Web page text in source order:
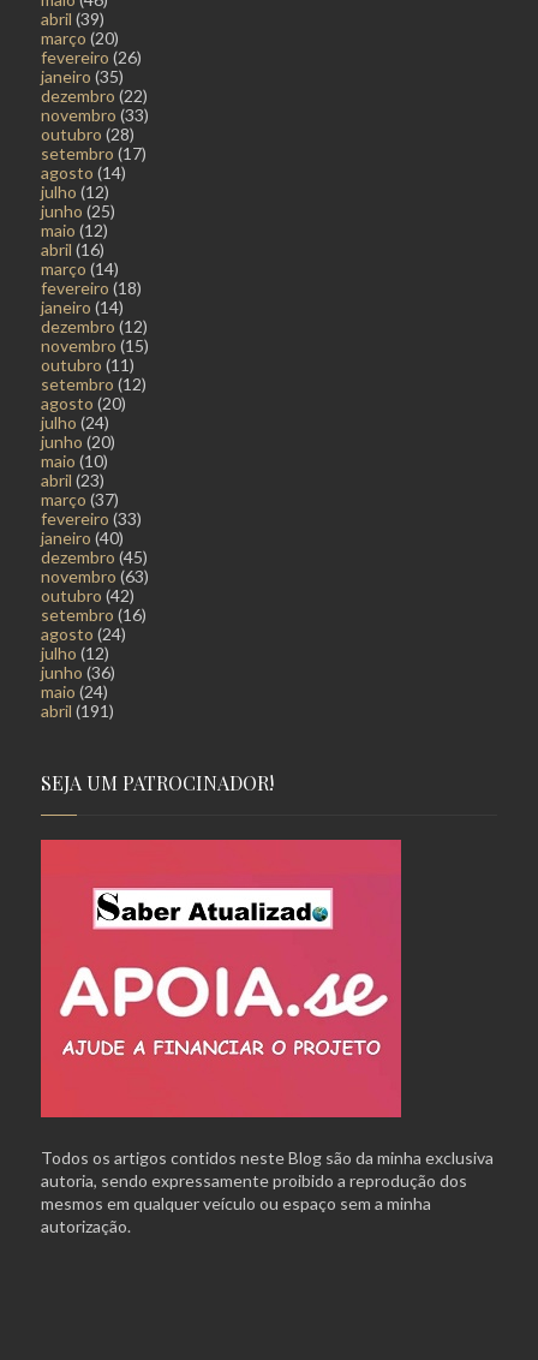
abril (39)
março (20)
fevereiro (26)
janeiro (35)
dezembro (22)
novembro (33)
outubro (28)
setembro (17)
agosto (14)
julho (12)
junho (25)
maio (12)
abril (16)
março (14)
fevereiro (18)
janeiro (14)
dezembro (12)
novembro (15)
outubro (11)
setembro (12)
agosto (20)
julho (24)
junho (20)
maio (10)
abril (23)
março (37)
fevereiro (33)
janeiro (40)
dezembro (45)
novembro (63)
outubro (42)
setembro (16)
agosto (24)
julho (12)
junho (36)
maio (24)
abril (191)
SEJA UM PATROCINADOR!
Todos os artigos contidos neste Blog são da minha exclusiva
autoria, sendo expressamente proibido a reprodução dos
mesmos em qualquer veículo ou espaço sem a minha
autorização.